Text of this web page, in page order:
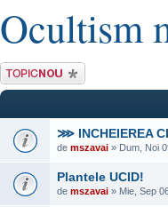
Ocultism
Scrie un subiect
nou
⋙ INCHEIEREA
de mszavai » Dum, Noi
Plantele UCID!
de mszavai » Mie, Sep